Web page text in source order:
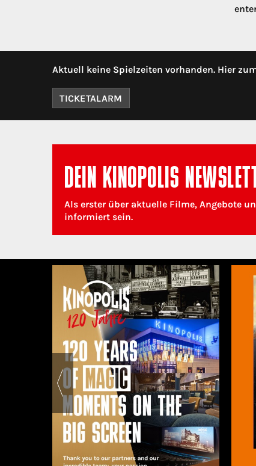
Aktuell keine Spielzeiten vorhanden. Hier
TICKETALARM
DEIN KINOPOLIS
Als erster über aktuelle Filme, Angebote
informiert sein.